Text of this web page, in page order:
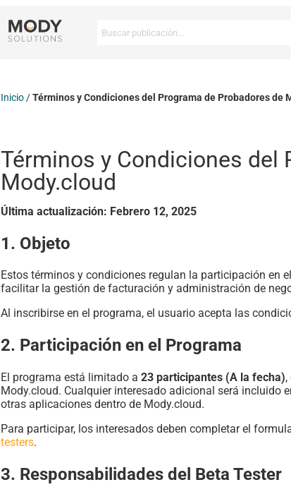
Inicio /Términos y Condiciones del Programa de Probadores de
Términos y Condiciones del
Mody.cloud
Última actualización: Febrero 12, 2025
1. Objeto
Estos términos y condiciones regulan la participación en
facilitar la gestión de facturación y administración de
Al inscribirse en el programa, el usuario acepta las
2. Participación en el Programa
El programa está limitado a 23 participantes (A la fecha)
Mody.cloud. Cualquier interesado adicional será incluido
otras aplicaciones dentro de Mody.cloud.
Para participar, los interesados deben completar el
testers.
3. Responsabilidades del Beta Tester